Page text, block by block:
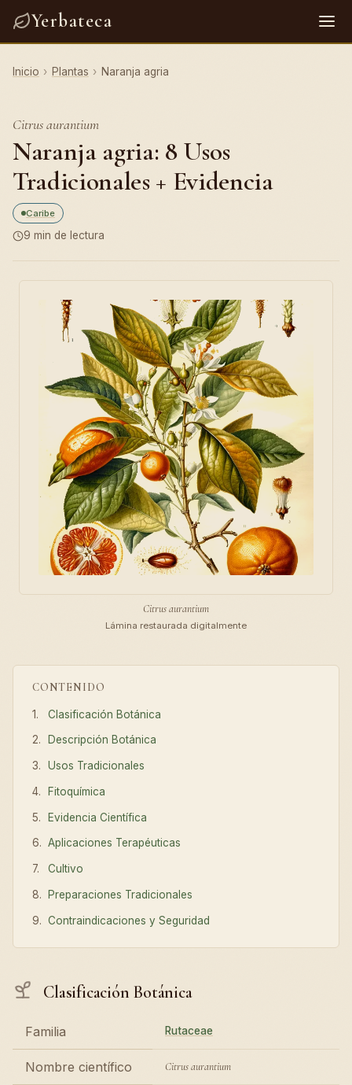
Yerbateca
Inicio › Plantas › Naranja agria
Citrus aurantium
Naranja agria: 8 Usos
Tradicionales + Evidencia
Caribe
9 min de lectura
CONTENIDO
Clasificación Botánica
Descripción Botánica
Usos Tradicionales
Fitoquímica
Evidencia Científica
Aplicaciones Terapéuticas
Cultivo
Preparaciones Tradicionales
Contraindicaciones y Seguridad
Clasificación Botánica
Familia Rutaceae
Nombre científico Citrus aurantium
Citrus aurantium
Lámina restaurada digitalmente